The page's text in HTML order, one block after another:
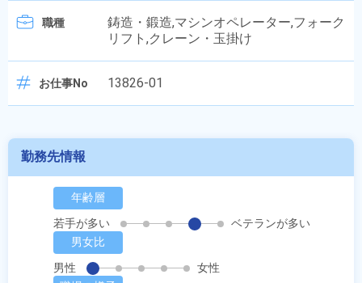
職種
鋳造・鍛造,マシンオペレーター,フォーク
リフト,クレーン・玉掛け
お仕事No 13826-01
勤務先情報
年齢層
若手が多い
ベテランが多い
男女比
男性
女性